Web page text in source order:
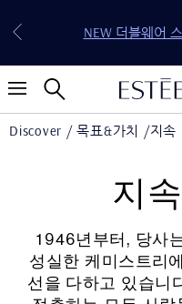
신규 회원 첫 구매
NEW 퓨어 컬러 젤
NEW 더블웨어
10만원 이상 구
20만원 이상 구
상당 4종 기프트 세
Discover 목표&가치 지속
지
1946년부터, 당사
성실한 케미스트리
선을 다하고 있습니